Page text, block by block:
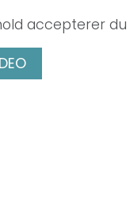
accepterer du